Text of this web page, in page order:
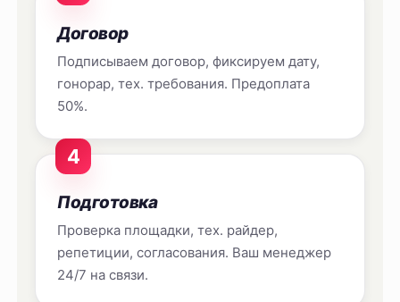
Договор
Подписываем договор, фиксируем дату,
гонорар, тех. требования. Предоплата
50%.
4
Подготовка
Проверка площадки, тех. райдер,
репетиции, согласования. Ваш менеджер
24/7 на связи.